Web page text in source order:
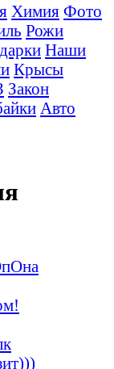
Химия Фото
Рожи
Наши
Крысы
Закон
Авто